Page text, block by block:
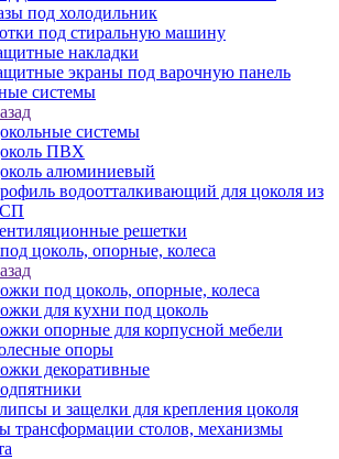
под холодильник
под стиральную машину
накладки
экраны под варочную панель
системы
системы
ПВХ
алюминиевый
водоотталкивающий для цоколя из
решетки
цоколь, опорные, колеса
под цоколь, опорные, колеса
для кухни под цоколь
опорные для корпусной мебели
опоры
декоративные
и защелки для крепления цоколя
трансформации столов, механизмы